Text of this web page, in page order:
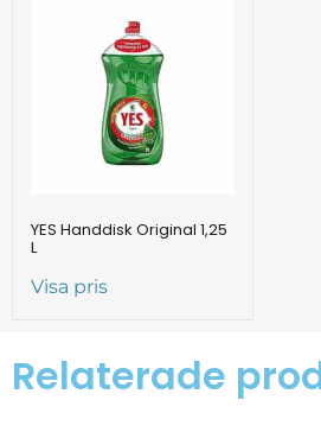
YES Handdisk Original 1,25
L
Visa pris
Relaterade